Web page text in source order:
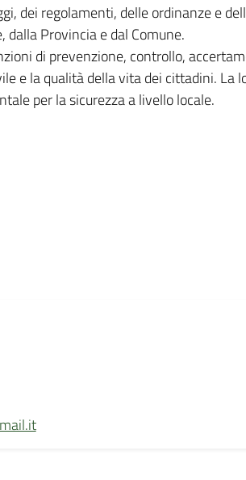
dei regolamenti, delle ordinanze e
dalla Provincia e dal Comune.
di prevenzione, controllo,
e la qualità della vita dei cittadini. La
per la sicurezza a livello locale.